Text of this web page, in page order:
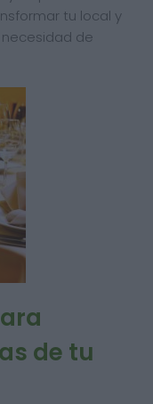
tu local y
de
de tu